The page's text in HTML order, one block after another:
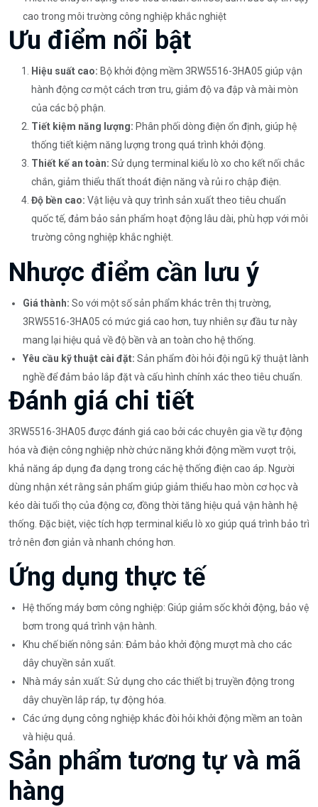
cao trong môi trường công nghiệp khắc nghiệt
Ưu điểm nổi bật
Hiệu suất cao: Bộ khởi động mềm 3RW5516-3HA05 giúp vận
hành động cơ một cách trơn tru, giảm độ va đập và mài mòn
của các bộ phận.
Tiết kiệm năng lượng: Phân phối dòng điện ổn định, giúp hệ
thống tiết kiệm năng lượng trong quá trình khởi động.
Thiết kế an toàn: Sử dụng terminal kiểu lò xo cho kết nối chắc
chắn, giảm thiểu thất thoát điện năng và rủi ro chập điện.
Độ bền cao: Vật liệu và quy trình sản xuất theo tiêu chuẩn
quốc tế, đảm bảo sản phẩm hoạt động lâu dài, phù hợp với môi
trường công nghiệp khắc nghiệt.
Nhược điểm cần lưu ý
Giá thành: So với một số sản phẩm khác trên thị trường,
3RW5516-3HA05 có mức giá cao hơn, tuy nhiên sự đầu tư này
mang lại hiệu quả về độ bền và an toàn cho hệ thống.
Yêu cầu kỹ thuật cài đặt: Sản phẩm đòi hỏi đội ngũ kỹ thuật lành
nghề để đảm bảo lắp đặt và cấu hình chính xác theo tiêu chuẩn.
Đánh giá chi tiết
3RW5516-3HA05 được đánh giá cao bởi các chuyên gia về tự động
hóa và điện công nghiệp nhờ chức năng khởi động mềm vượt trội,
khả năng áp dụng đa dạng trong các hệ thống điện cao áp. Người
dùng nhận xét rằng sản phẩm giúp giảm thiểu hao mòn cơ học và
kéo dài tuổi thọ của động cơ, đồng thời tăng hiệu quả vận hành hệ
thống. Đặc biệt, việc tích hợp terminal kiểu lò xo giúp quá trình bảo trì
trở nên đơn giản và nhanh chóng hơn.
Ứng dụng thực tế
Hệ thống máy bơm công nghiệp: Giúp giảm sốc khởi động, bảo vệ
bơm trong quá trình vận hành.
Khu chế biến nông sản: Đảm bảo khởi động mượt mà cho các
dây chuyền sản xuất.
Nhà máy sản xuất: Sử dụng cho các thiết bị truyền động trong
dây chuyền lắp ráp, tự động hóa.
Các ứng dụng công nghiệp khác đòi hỏi khởi động mềm an toàn
và hiệu quả.
Sản phẩm tương tự và mã
hàng